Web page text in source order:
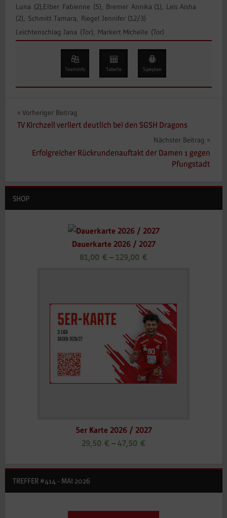
Luna (2),Elber Fabienne (5), Bremer Annika (1), Leis Aisha
(2), Schmitt Tamara, Riegel Jennifer (12/3)
Leichtenschlag Jana (Tor), Markert Michelle (Tor)
Teaminfo Tabelle Spieplan
Beitragsnavigation
Vorheriger Beitrag
TV Kirchzell verliert deutlich bei den SGSH Dragons
Nächster Beitrag
Erfolgreicher Rückrundenauftakt der Damen 1 gegen
Pfungstadt
SHOP
Dauerkarte 2026 / 2027
81,00 € – 129,00 €
5er Karte 2026 / 2027
29,50 € – 47,50 €
TREFFER #414 - MAI 2026